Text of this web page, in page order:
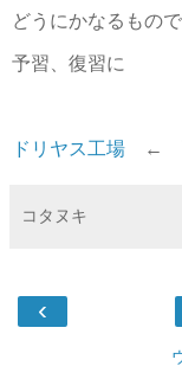
どうにかなるもので
予習、復習に
ドリヤス工場 ← 面
コタヌキ
‹